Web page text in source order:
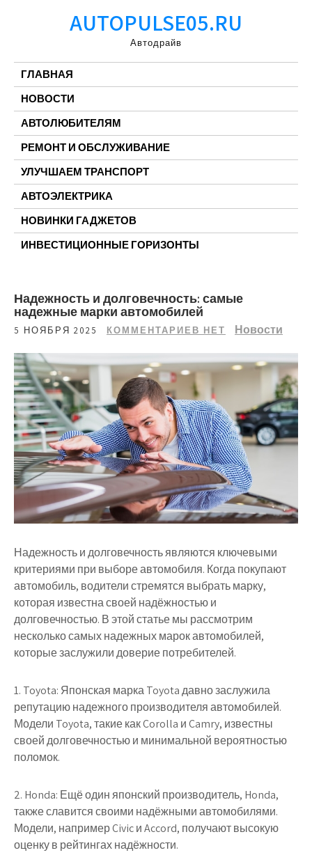
AUTOPULSE05.RU
Автодрайв
ГЛАВНАЯ
НОВОСТИ
АВТОЛЮБИТЕЛЯМ
РЕМОНТ И ОБСЛУЖИВАНИЕ
УЛУЧШАЕМ ТРАНСПОРТ
АВТОЭЛЕКТРИКА
НОВИНКИ ГАДЖЕТОВ
ИНВЕСТИЦИОННЫЕ ГОРИЗОНТЫ
Надежность и долговечность: самые
надежные марки автомобилей
5 НОЯБРЯ 2025 КОММЕНТАРИЕВ НЕТ Новости
Надежность и долговечность являются ключевыми
критериями при выборе автомобиля. Когда покупают
автомобиль, водители стремятся выбрать марку,
которая известна своей надёжностью и
долговечностью. В этой статье мы рассмотрим
несколько самых надежных марок автомобилей,
которые заслужили доверие потребителей.
1. Toyota: Японская марка Toyota давно заслужила
репутацию надежного производителя автомобилей.
Модели Toyota, такие как Corolla и Camry, известны
своей долговечностью и минимальной вероятностью
поломок.
2. Honda: Ещё один японский производитель, Honda,
также славится своими надёжными автомобилями.
Модели, например Civic и Accord, получают высокую
оценку в рейтингах надёжности.